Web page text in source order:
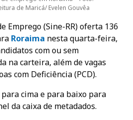
de Maricá/ Evelen Gouvêa
Emprego (Sine-RR) oferta 136
Roraima nesta quarta-feira,
com ou sem
na carteira, além de vagas
com Deficiência (PCD).
cima e para baixo para
da caixa de metadados.